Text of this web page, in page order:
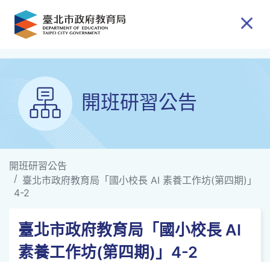
跳到主要內容
開班研習公告
開班研習公告
臺北市政府教育局「國小校長 AI 素養工作坊(第四期)」
4-2
臺北市政府教育局「國小校長 AI
素養工作坊(第四期)」4-2